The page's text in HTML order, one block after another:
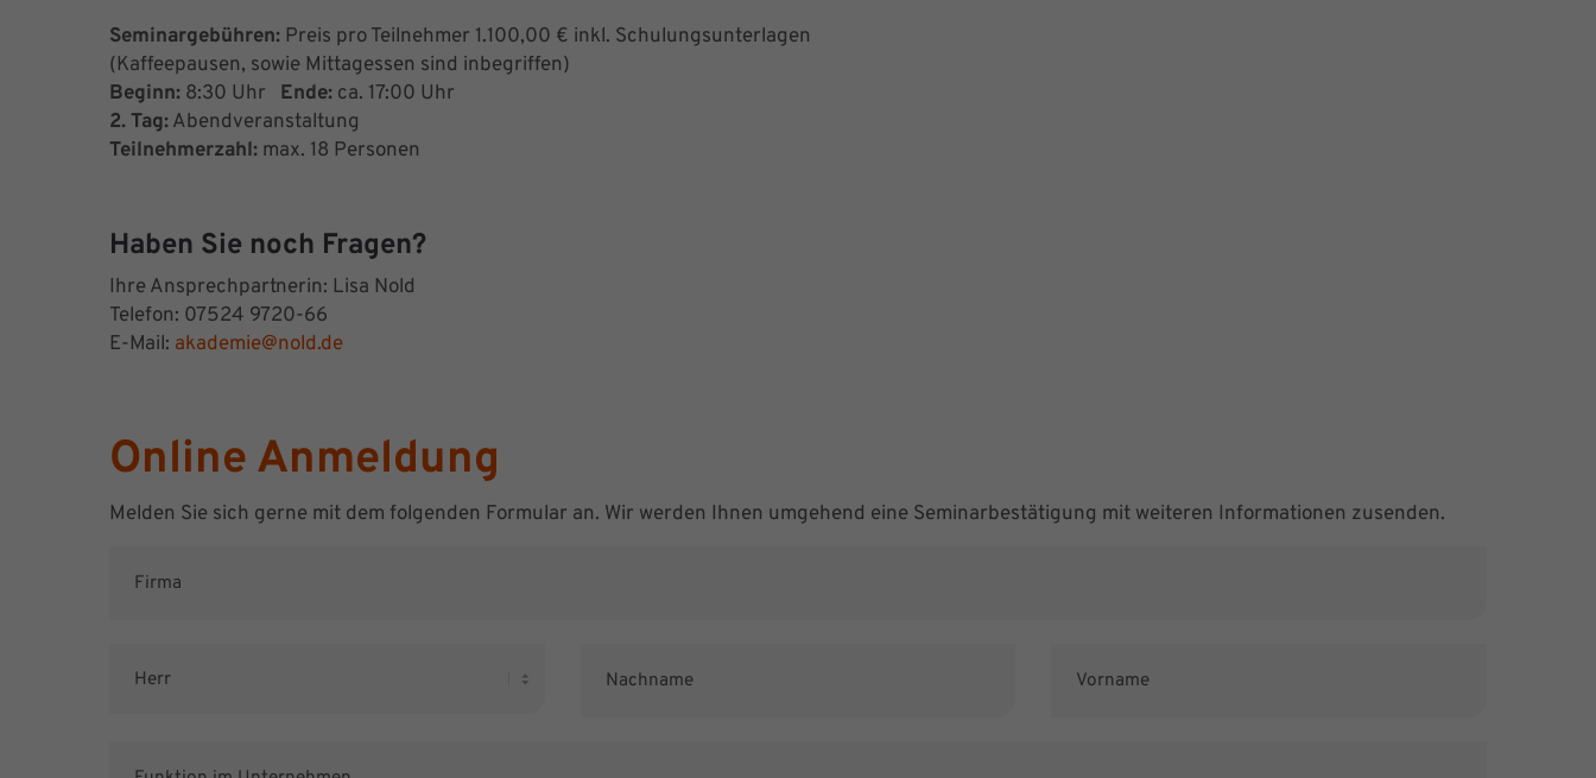
Seminargebühren: Preis pro Teilnehmer 1.100,00 € inkl. Schulungsunterlagen
(Kaffeepausen, sowie Mittagessen sind inbegriffen)
Beginn: 8:30 Uhr Ende: ca. 17:00 Uhr
2. Tag:Abendveranstaltung
Teilnehmerzahl: max. 18 Personen
Haben Sie noch Fragen?
Ihre Ansprechpartnerin: Lisa Nold
Telefon: 07524 9720-66
E-Mail: akademie@nold.de
Online Anmeldung
Melden Sie sich gerne mit dem folgenden Formular an. Wir werden Ihnen umgehend eine Seminarbestätigung mit weiteren Informationen zusenden.